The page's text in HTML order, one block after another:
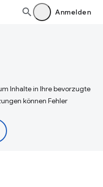
Anmelden
Inhalte in Ihre bevorzugte
können Fehler